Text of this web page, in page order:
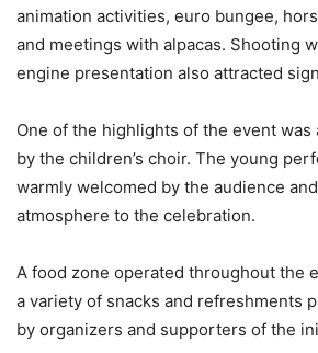
animation activities, euro bungee,
and meetings with alpacas. Shooting
engine presentation also attracted
One of the highlights of the event was
by the children’s choir. The young
warmly welcomed by the audience
atmosphere to the celebration.
A food zone operated throughout the
a variety of snacks and refreshments
by organizers and supporters of the